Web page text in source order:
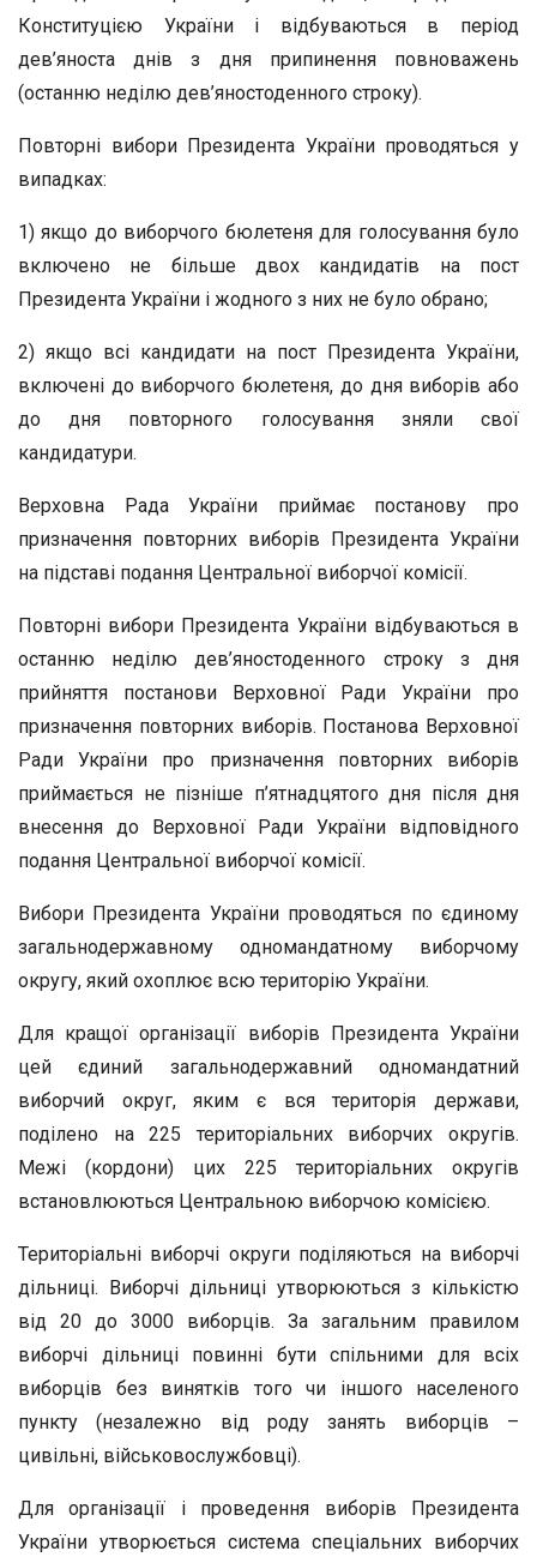
Конституцією України і відбуваються в період
дев’яноста днів з дня припинення повноважень
(останню неділю дев’яностоденного строку).
Повторні вибори Президента України проводяться у
випадках:
1) якщо до виборчого бюлетеня для голосування було
включено не більше двох кандидатів на пост
Президента України і жодного з них не було обрано;
2) якщо всі кандидати на пост Президента України,
включені до виборчого бюлетеня, до дня виборів або
до дня повторного голосування зняли свої
кандидатури.
Верховна Рада України приймає постанову про
призначення повторних виборів Президента України
на підставі подання Центральної виборчої комісії.
Повторні вибори Президента України відбуваються в
останню неділю дев’яностоденного строку з дня
прийняття постанови Верховної Ради України про
призначення повторних виборів. Постанова Верховної
Ради України про призначення повторних виборів
приймається не пізніше п’ятнадцятого дня після дня
внесення до Верховної Ради України відповідного
подання Центральної виборчої комісії.
Вибори Президента України проводяться по єдиному
загальнодержавному одномандатному виборчому
округу, який охоплює всю територію України.
Для кращої організації виборів Президента України
цей єдиний загальнодержавний одномандатний
виборчий округ, яким є вся територія держави,
поділено на 225 територіальних виборчих округів.
Межі (кордони) цих 225 територіальних округів
встановлюються Центральною виборчою комісією.
Територіальні виборчі округи поділяються на виборчі
дільниці. Виборчі дільниці утворюються з кількістю
від 20 до 3000 виборців. За загальним правилом
виборчі дільниці повинні бути спільними для всіх
виборців без винятків того чи іншого населеного
пункту (незалежно від роду занять виборців –
цивільні, військовослужбовці).
Для організації і проведення виборів Президента
України утворюється система спеціальних виборчих